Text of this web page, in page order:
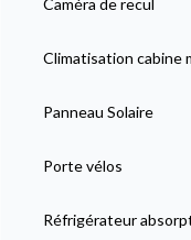
Caméra de recul
Climatisation cabine
Panneau Solaire
Porte vélos
Réfrigérateur